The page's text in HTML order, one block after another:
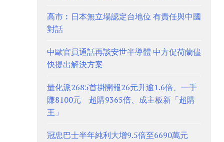
高市︰日本無立場認定台地位 有責任與中國
對話
中歐官員通話再談安世半導體 中方促荷蘭儘
快提出解決方案
量化派2685首掛開報26元升逾1.6倍、一手
賺8100元 超購9365倍、成主板新「超購
王」
冠忠巴士半年純利大增9.5倍至6690萬元